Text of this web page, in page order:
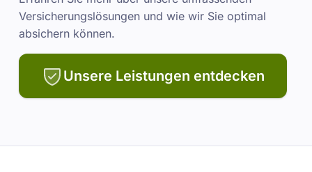
Versicherungslösungen und wie wir Sie optimal
absichern können.
Unsere Leistungen entdecken